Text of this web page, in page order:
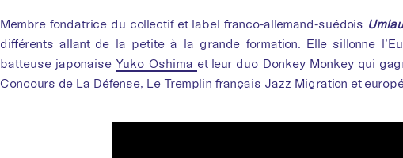
Membre fondatrice du collectif et label franco-allemand-suédois
différents allant de la petite à la grande formation. Elle sillonne
batteuse japonaise Yuko Oshima et leur duo Donkey Monkey qui
Concours de La Défense, Le Tremplin français Jazz Migration et